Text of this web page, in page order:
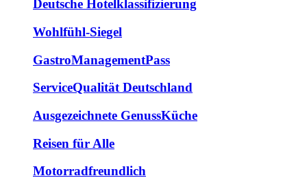
Deutsche Hotelklassifizierung
Wohlfühl-Siegel
GastroManagementPass
ServiceQualität Deutschland
Ausgezeichnete GenussKüche
Reisen für Alle
Motorradfreundlich